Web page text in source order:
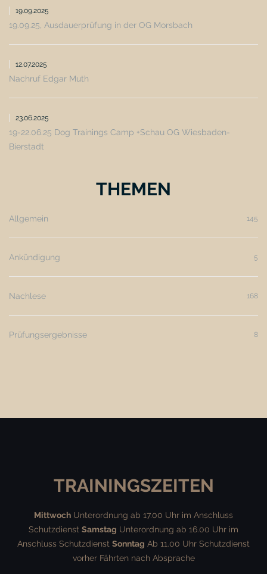
19.09.2025
19.09.25, Ausdauerprüfung in der OG Morsbach
12.07.2025
Nachruf Edgar Muth
23.06.2025
19-22.06.25 Dog Trainings Camp +Schau OG Wiesbaden-
Bierstadt
THEMEN
Allgemein 145
Ankündigung 5
Nachlese 168
Prüfungsergebnisse 8
TRAININGSZEITEN
Mittwoch Unterordnung ab 17.00 Uhr im Anschluss
Schutzdienst Samstag Unterordnung ab 16.00 Uhr im
Anschluss Schutzdienst Sonntag Ab 11.00 Uhr Schutzdienst
vorher Fährten nach Absprache